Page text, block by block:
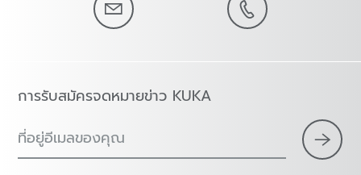
การรับสมัครจดหมายข่าว KUKA
ที่อยู่อีเมลของคุณ